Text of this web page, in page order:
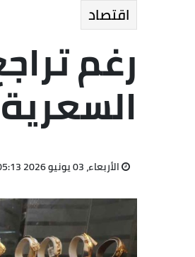
اقتصاد
رغم
السعرية إلى
الأربعاء، 03 يونيو 2026 05:13 م